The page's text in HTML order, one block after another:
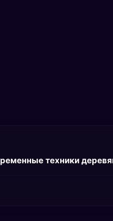
техники